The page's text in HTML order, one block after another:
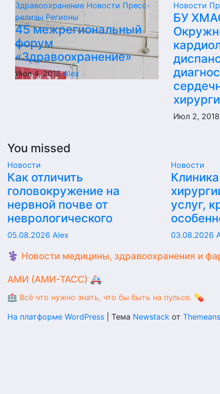
Здравоохранение Новости Пресс-
релизы Регионы
45 межрегиональный
форум
«Здравоохранение»
Июл 4, 2018Alex
Новости
БУ
Июл 2,
You missed
Новости
Как отличить
головокружение на
нервной почве от
неврологического
05.08.2026 Alex
Новости
услуг,
03.08.2026
⚕️ Новости медицины, здравоохранения и
АМИ (АМИ-ТАСС) 🚑
🏥 Всё что нужно знать, что бы быть на пульсе. 💊
На платформе WordPress
Тема Newstack от